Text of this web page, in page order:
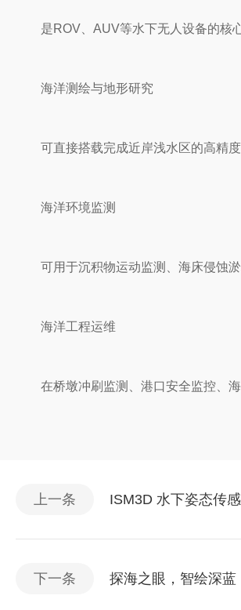
是ROV、AUV等水下无人设备的核心
‌海洋测绘与地形研究‌
可直接搭载完成近岸浅水区的高精度
‌海洋环境监测‌
可用于沉积物运动监测、海床侵蚀淤
‌海洋工程运维‌
在桥墩冲刷监测、港口安全监控、海
上一条 ISM3D 水下姿态传
下一条 探海之眼，智绘深